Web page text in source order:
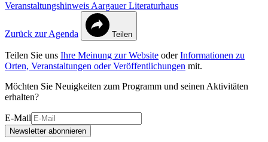
Veranstaltungshinweis Aargauer Literaturhaus
Zurück zur Agenda Teilen
Teilen Sie uns Ihre Meinung zur Website oderInformationen zu
Orten, Veranstaltungen oder Veröffentlichungen mit.
Möchten Sie Neuigkeiten zum Programm und seinen Aktivitäten
erhalten?
E-Mail
Newsletter abonnieren